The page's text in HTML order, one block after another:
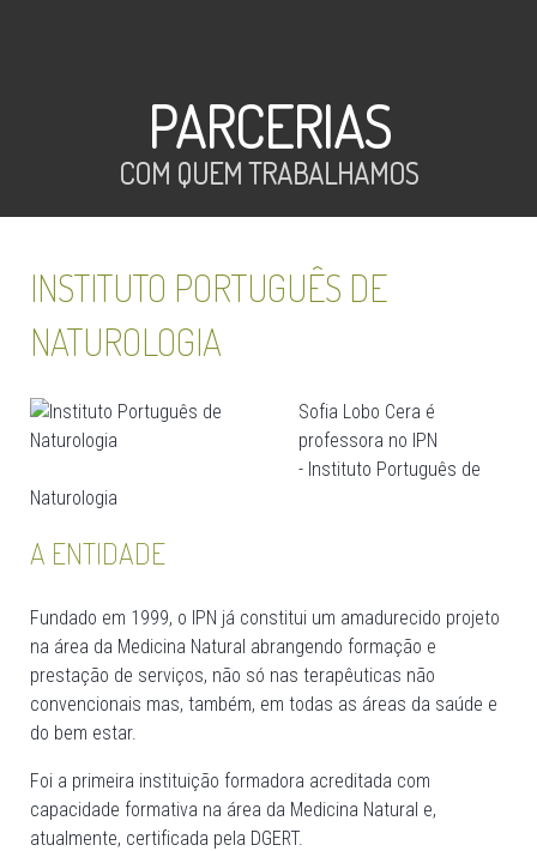
PARCERIAS
COM QUEM TRABALHAMOS
INSTITUTO PORTUGUÊS DE
NATUROLOGIA
Sofia Lobo Cera é
professora no IPN
- Instituto Português de
Naturologia
A ENTIDADE
Fundado em 1999, o IPN já constitui um amadurecido projeto
na área da Medicina Natural abrangendo formação e
prestação de serviços, não só nas terapêuticas não
convencionais mas, também, em todas as áreas da saúde e
do bem estar.
Foi a primeira instituição formadora acreditada com
capacidade formativa na área da Medicina Natural e,
atualmente, certificada pela DGERT.